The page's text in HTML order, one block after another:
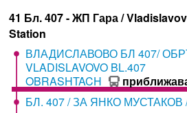
41 Бл. 407 - ЖП Гара /
Station
ВЛАДИСЛАВОВО БЛ 407/
VLADISLAVOVO BL.407
OBRASHTACH
БЛ. 407 / ЗА ЯНКО МУСТАКОВ